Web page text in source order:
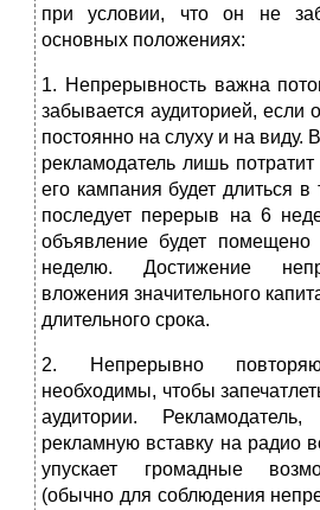
при условии, что он не
основных положениях:
1. Непрерывность важна
забывается аудиторией, если
постоянно на слуху и на виду.
рекламодатель лишь
его кампания будет длиться в
последует перерыв на 6
объявление будет
неделю. Достижение
вложения значительного
длительного срока.
2. Непрерывно
необходимы, чтобы
аудитории.
рекламную вставку на радио
упускает громадные
(обычно для соблюдения